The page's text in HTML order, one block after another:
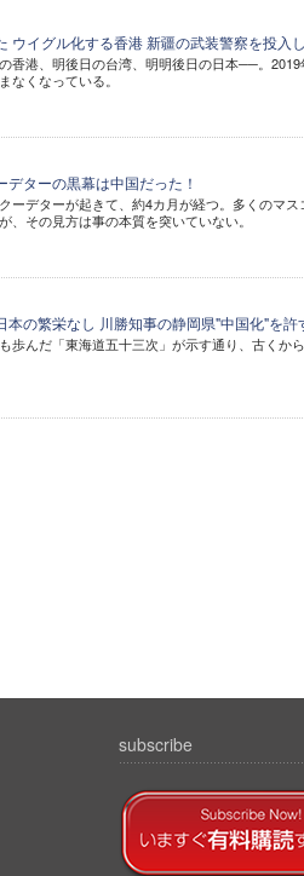
ウイグル化する香港 新疆の武装警察を投入
香港、明後日の台湾、明明後日の日本──。
なくなっている。
デターの黒幕は中国だった！
ーデターが起きて、約4カ月が経つ。多くのマ
、その見方は事の本質を突いていない。
本の繁栄なし 川勝知事の静岡県"中国化"を許
歩んだ「東海道五十三次」が示す通り、古くか
subscribe